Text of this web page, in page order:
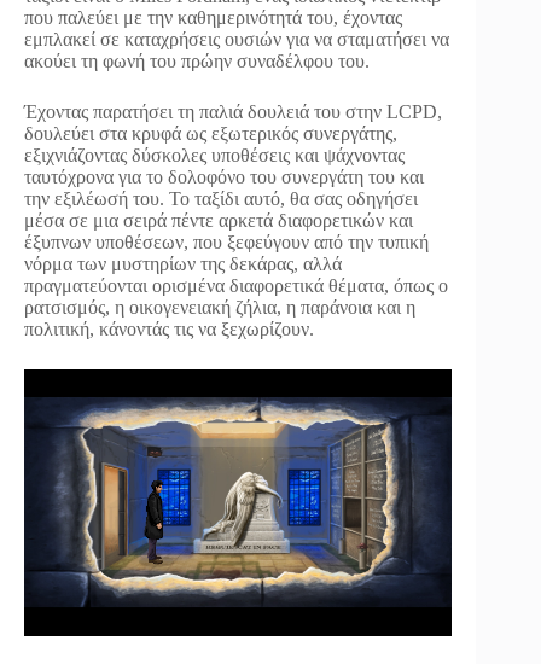
που παλεύει με την καθημερινότητά του, έχοντας
εμπλακεί σε καταχρήσεις ουσιών για να σταματήσει να
ακούει τη φωνή του πρώην συναδέλφου του.
Έχοντας παρατήσει τη παλιά δουλειά του στην LCPD,
δουλεύει στα κρυφά ως εξωτερικός συνεργάτης,
εξιχνιάζοντας δύσκολες υποθέσεις και ψάχνοντας
ταυτόχρονα για το δολοφόνο του συνεργάτη του και
την εξιλέωσή του. Το ταξίδι αυτό, θα σας οδηγήσει
μέσα σε μια σειρά πέντε αρκετά διαφορετικών και
έξυπνων υποθέσεων, που ξεφεύγουν από την τυπική
νόρμα των μυστηρίων της δεκάρας, αλλά
πραγματεύονται ορισμένα διαφορετικά θέματα, όπως ο
ρατσισμός, η οικογενειακή ζήλια, η παράνοια και η
πολιτική, κάνοντάς τις να ξεχωρίζουν.